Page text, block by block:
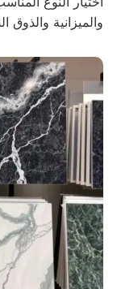
والميزانية